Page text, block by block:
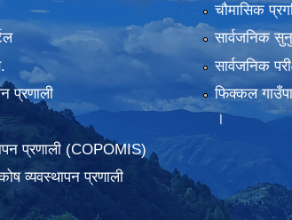
प्रणाली
प्रणाली (COPOMIS)
व्यवस्थापन प्रणाली
चौमासिक
सार्वजनिक
सार्वजनिक
फिक्कल
।